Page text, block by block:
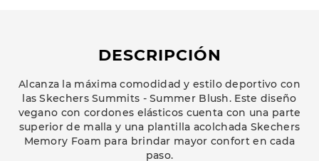
DESCRIPCIÓN
Alcanza la máxima comodidad y estilo deportivo con
las Skechers Summits - Summer Blush. Este diseño
vegano con cordones elásticos cuenta con una parte
superior de malla y una plantilla acolchada Skechers
Memory Foam para brindar mayor confort en cada
paso.